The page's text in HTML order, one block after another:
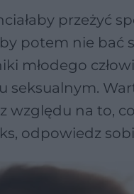
przeżyć
potem nie bać
młodego
seksualnym.
względu na to,
odpowiedz